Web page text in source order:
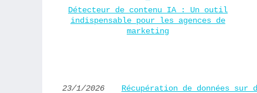
Détecteur de contenu IA : Un outil
indispensable pour les agences de
marketing
23/1/2026
Récupération de données sur